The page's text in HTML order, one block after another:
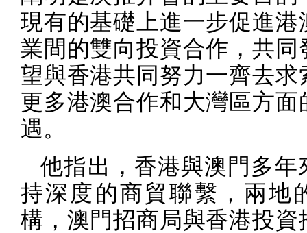
現有的基礎上進一步促進港
業間的雙向投資合作，共同
望與香港共同努力一齊去求
更多港澳合作和大灣區方面
遇。
他指出，香港與澳門多年
持深度的商貿聯繫，兩地
構，澳門招商局與香港投資